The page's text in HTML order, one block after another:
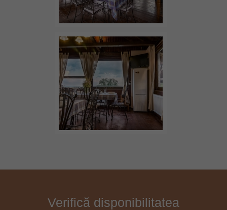
Verifică disponibilitatea